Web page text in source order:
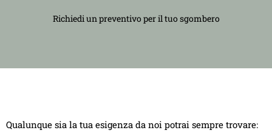
Richiedi un preventivo per il tuo sgombero
Qualunque sia la tua esigenza da noi potrai sempre trovare: